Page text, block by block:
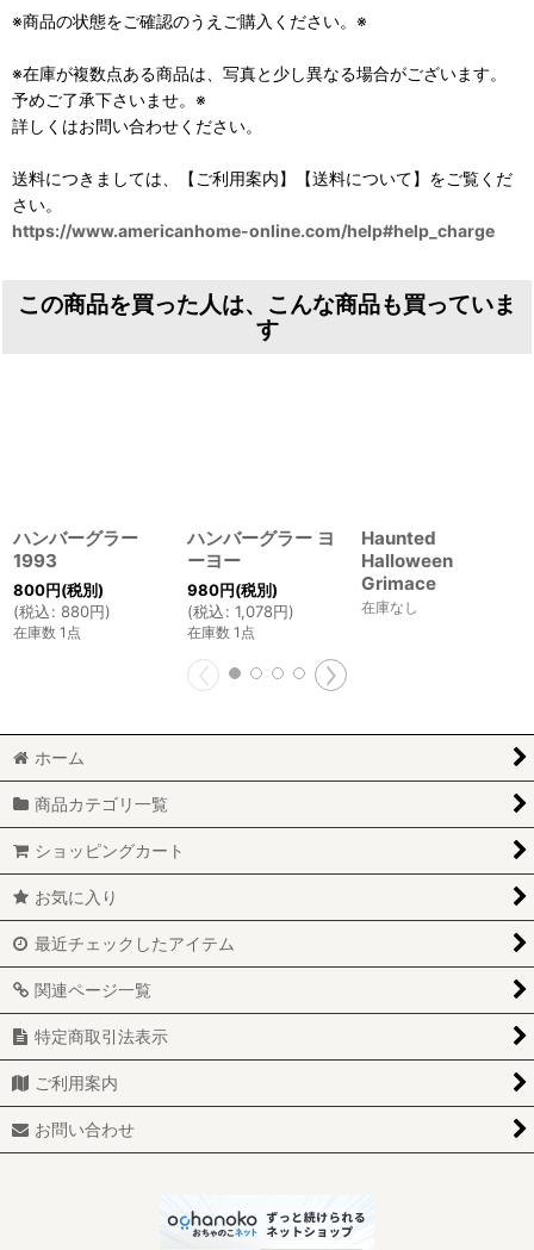
※商品の状態をご確認のうえご購入ください。※
※在庫が複数点ある商品は、写真と少し異なる場合がございます。
予めご了承下さいませ。※
詳しくはお問い合わせください。
送料につきましては、【ご利用案内】【送料について】をご覧くだ
さい。
https://www.americanhome-online.com/help#help_charge
この商品を買った人は、こんな商品も買っていま
す
ハンバーグラー
1993
800円(税別)
(税込: 880円)
在庫数 1点
ハンバーグラー ヨ
ーヨー
980円(税別)
(税込: 1,078円)
在庫数 1点
Haunted
Halloween
Grimace
在庫なし
ホーム
商品カテゴリ一覧
ショッピングカート
お気に入り
最近チェックしたアイテム
関連ページ一覧
特定商取引法表示
ご利用案内
お問い合わせ